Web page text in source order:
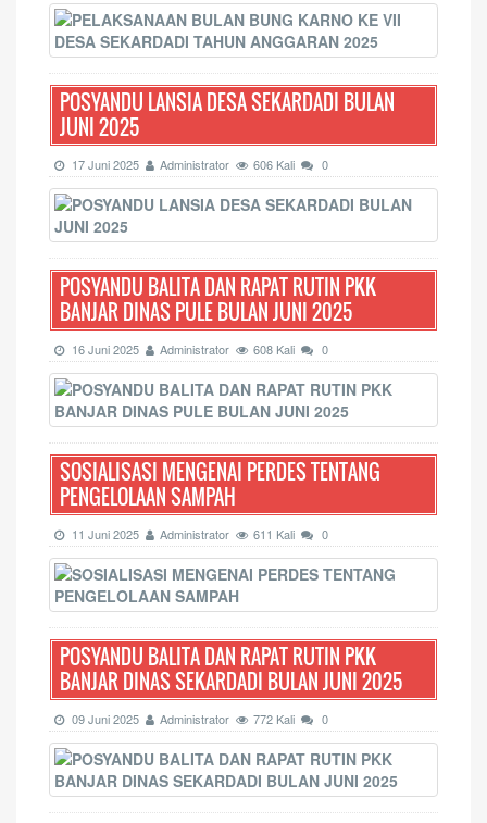
POSYANDU LANSIA DESA SEKARDADI BULAN
JUNI 2025
17 Juni 2025 Administrator 606 Kali 0
POSYANDU BALITA DAN RAPAT RUTIN PKK
BANJAR DINAS PULE BULAN JUNI 2025
16 Juni 2025 Administrator 608 Kali 0
SOSIALISASI MENGENAI PERDES TENTANG
PENGELOLAAN SAMPAH
11 Juni 2025 Administrator 611 Kali 0
POSYANDU BALITA DAN RAPAT RUTIN PKK
BANJAR DINAS SEKARDADI BULAN JUNI 2025
09 Juni 2025 Administrator 772 Kali 0